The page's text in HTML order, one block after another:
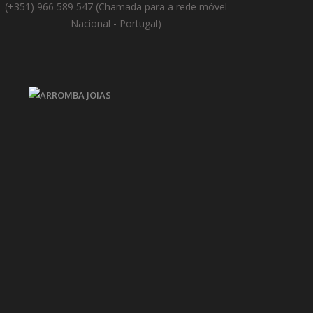
(+351) 966 589 547 (Chamada para a rede móvel
Nacional - Portugal)